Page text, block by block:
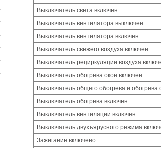
Выключатель света включен
Выключатель вентилятора выключен
Выключатель вентилятора включен
Выключатель свежего воздуха включен
Выключатель рециркуляции воздуха
Выключатель обогрева окон включен
Выключатель общего обогрева и обогрева
Выключатель обогрева включен
Выключатель вентиляции включен
Выключатель двухъярусного режима
Зажигание включено